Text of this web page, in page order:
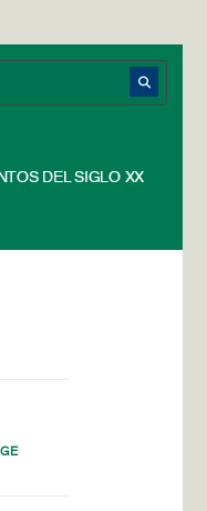
DEL SIGLO XX